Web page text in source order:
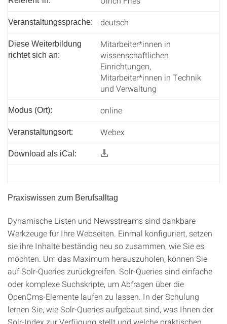
Veranstaltungssprache: deutsch
Diese Weiterbildung
richtet sich an:
Mitarbeiter*innen in
wissenschaftlichen
Einrichtungen,
Mitarbeiter*innen in Technik
und Verwaltung
Modus (Ort): online
Veranstaltungsort: Webex
Download als iCal:
Praxiswissen zum Berufsalltag
Dynamische Listen und Newsstreams sind dankbare
Werkzeuge für Ihre Webseiten. Einmal konfiguriert, setzen
sie ihre Inhalte beständig neu so zusammen, wie Sie es
möchten. Um das Maximum herauszuholen, können Sie
auf Solr-Queries zurückgreifen. Solr-Queries sind einfache
oder komplexe Suchskripte, um Abfragen über die
OpenCms-Elemente laufen zu lassen. In der Schulung
lernen Sie, wie Solr-Queries aufgebaut sind, was Ihnen der
Solr-Index zur Verfügung stellt und welche praktischen